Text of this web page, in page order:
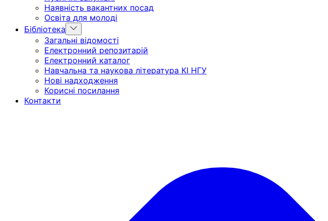
Наявність вакантних посад
Освіта для молоді
Бібліотека
Show
sub
menu
Загальні відомості
Електронний репозитарій
Електронний каталог
Навчальна та наукова література КІ НГУ
Нові надходження
Корисні посилання
Контакти